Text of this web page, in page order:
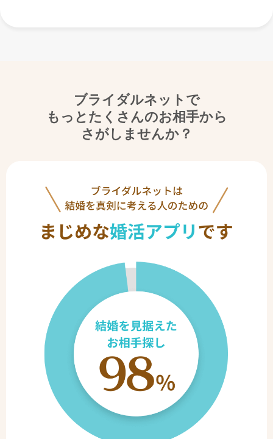
ブライダルネットで
もっとたくさんのお相手から
さがしませんか？